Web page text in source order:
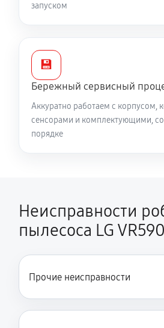
запуском
💾
Бережный сервисный
Аккуратно работаем с корпусом,
сенсорами и комплектующими,
порядке
Неисправности
пылесоса LG
Прочие неисправности